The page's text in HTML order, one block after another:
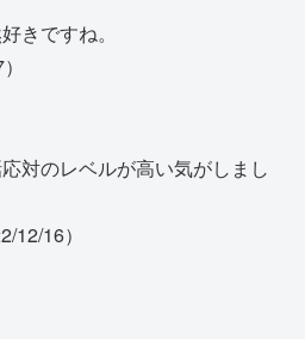
きですね。
対のレベルが高い気がしまし
12/16）